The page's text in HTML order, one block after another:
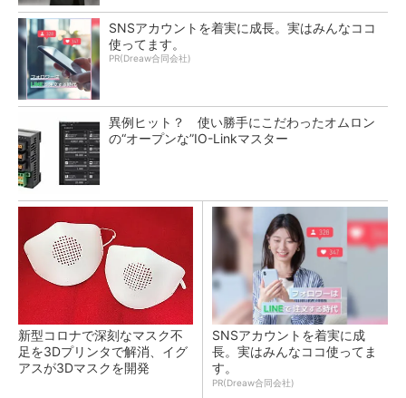
SNSアカウントを着実に成長。実はみんなココ
使ってます。
PR(Dreaw合同会社)
異例ヒット？ 使い勝手にこだわったオムロン
の“オープンな”IO-Linkマスター
新型コロナで深刻なマスク不
足を3Dプリンタで解消、イグ
アスが3Dマスクを開発
SNSアカウントを着実に成
長。実はみんなココ使ってま
す。
PR(Dreaw合同会社)